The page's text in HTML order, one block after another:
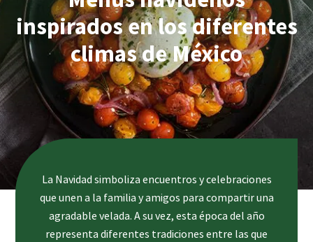
inspirados en los diferentes
climas de México
La Navidad simboliza encuentros y celebraciones
que unen a la familia y amigos para compartir una
agradable velada. A su vez, esta época del año
representa diferentes tradiciones entre las que